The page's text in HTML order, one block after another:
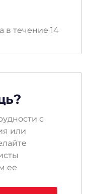
в течение 14
с
или
ее